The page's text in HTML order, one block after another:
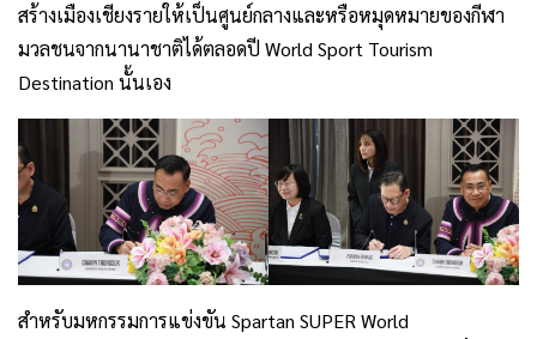
สร้างเมืองเชียงรายให้เป็นศูนย์กลางและหรือหมุดหมายของกีฬา
มวลชนจากนานาชาติได้ตลอดปี World Sport Tourism
Destination นั้นเอง
สำหรับมหกรรมการแข่งขัน Spartan SUPER World